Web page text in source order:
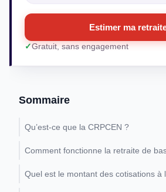
Estimer ma
Gratuit, sans engagement
Sommaire
Qu’est-ce que la CRPCEN ?
Comment fonctionne la retraite de
Quel est le montant des cotisations à